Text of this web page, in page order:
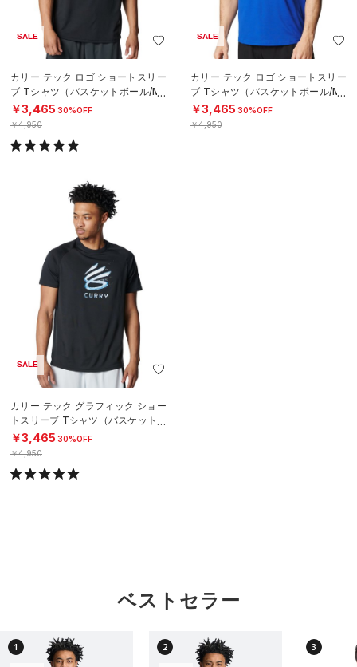
SALE
カリー テック ロゴ ショートスリー
ブ Tシャツ（バスケットボール/ME
N）
￥3,465 30%OFF
￥4,950
SALE
カリー テック ロゴ ショートスリー
ブ Tシャツ（バスケットボール/ME
N）
￥3,465 30%OFF
￥4,950
SALE
カリー テック グラフィック ショー
トスリーブ Tシャツ（バスケットボ
ール/MEN）
￥3,465 30%OFF
￥4,950
ベストセラー
1 2 3